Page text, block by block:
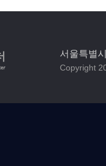
서울특별
Copyright